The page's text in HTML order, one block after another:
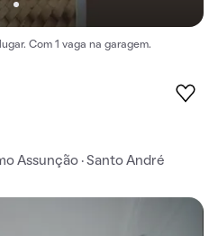
Com 1 vaga na garagem.
Assunção · Santo André